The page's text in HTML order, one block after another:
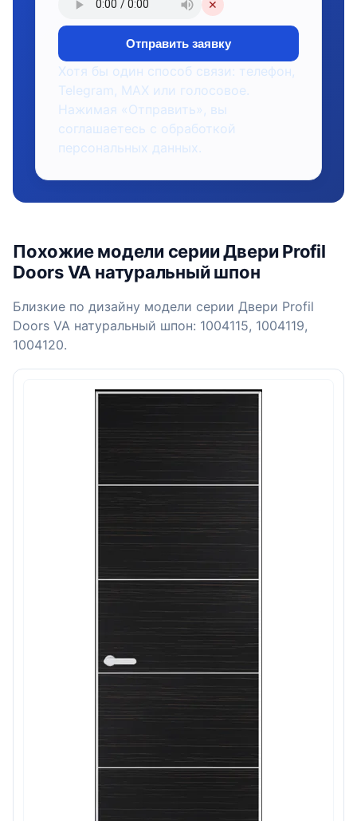
✕
Отправить заявку
Хотя бы один способ связи: телефон,
Telegram, MAX или голосовое.
Нажимая «Отправить», вы
соглашаетесь с обработкой
персональных данных.
Похожие модели серии Двери Profil
Doors VA натуральный шпон
Близкие по дизайну модели серии Двери Profil
Doors VA натуральный шпон: 1004115, 1004119,
1004120.